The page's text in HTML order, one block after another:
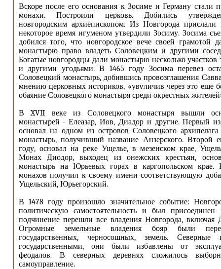
Вскоре после его основания к Зосиме и Герману стали
монахи. Построили церковь. Добились
новгородским архиепископом. Из Новгорода прислали
некоторое время игуменом утвердили Зосиму. Зосима
добился того, что новгородское вече своей грамотой
монастырю право владеть Соловецким и другими
Богатые новгородцы дали монастырю несколько
и другими угодьями. В 1465 году Зосима перевез
Соловецкий монастырь, добившись провозглашения
мнению церковных историков, «увvличив через это еще
обаяние Соловецкого монастыря среди окрестных
В XVII веке из Соловецкого монастыря вышли
монастырей - Елеазар, Иов, Диадор и другие. Первый
основал на одном из островов Соловецкого
монастырь, получивший название Анзерского. Второй
году, основал на реке Ущелье, в мезенском крае,
Монах Диодор, выходец из онежских крестьян,
монастырь на Юрьевых горах в каргопольском
монахов получил к своему имени соответствующую
Ущельский, Юрьегорский.
В 1478 году произошло значительное событие:
политическую самостоятельность и был
подчинение перешли все владения Новгорода,
Огромные земельные владения бояр были
государственных, черносошных, земель. Северные
государственными, они были избавлены от
феодалов. В северных деревнях сложилось
самоуправление.